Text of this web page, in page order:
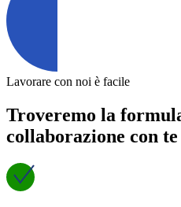
Lavorare con noi è facile
Troveremo la
collaborazione con te